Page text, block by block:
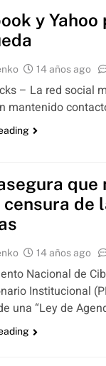
y
14 años ago
– La red social
mantenido
que
censura de
14 años ago
Nacional de
Institucional
una “Ley de